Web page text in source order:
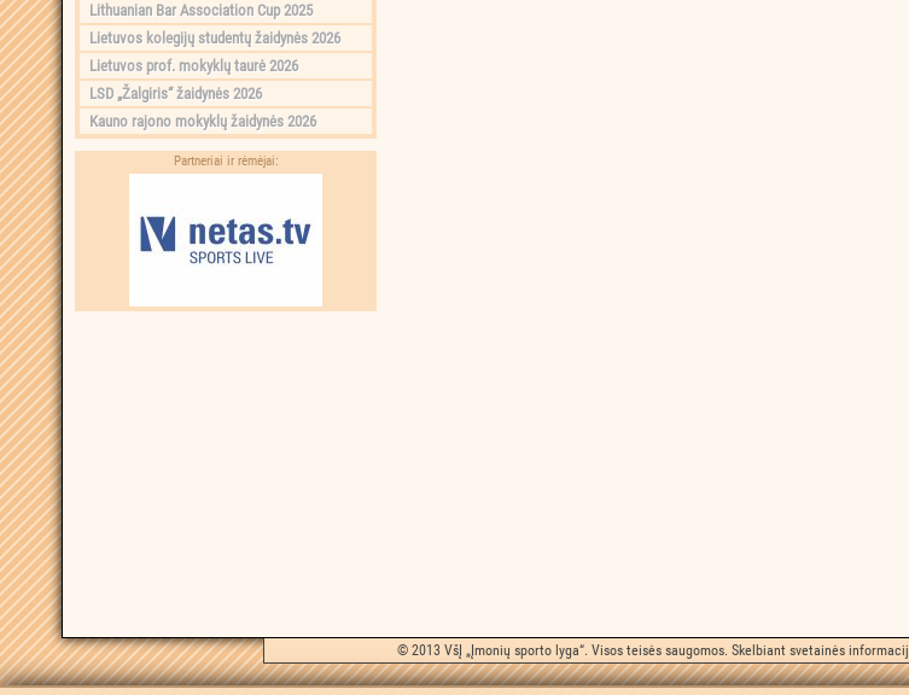
Lithuanian Bar Association Cup 2025
Lietuvos kolegijų studentų žaidynės 2026
Lietuvos prof. mokyklų taurė 2026
LSD „Žalgiris“ žaidynės 2026
Kauno rajono mokyklų žaidynės 2026
Partneriai ir rėmėjai:
© 2013 VšĮ „Įmonių sporto lyga“. Visos teisės saugomos. Skelbiant svetainės